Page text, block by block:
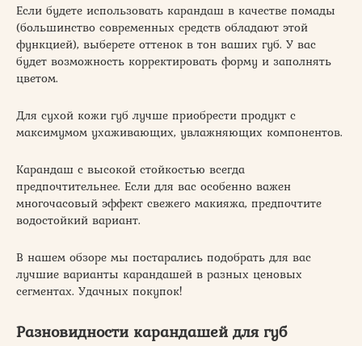
Если будете использовать карандаш в качестве помады
(большинство современных средств обладают этой
функцией), выберете оттенок в тон ваших губ. У вас
будет возможность корректировать форму и заполнять
цветом.
Для сухой кожи губ лучше приобрести продукт с
максимумом ухаживающих, увлажняющих компонентов.
Карандаш с высокой стойкостью всегда
предпочтительнее. Если для вас особенно важен
многочасовый эффект свежего макияжа, предпочтите
водостойкий вариант.
В нашем обзоре мы постарались подобрать для вас
лучшие варианты карандашей в разных ценовых
сегментах. Удачных покупок!
Разновидности карандашей для губ